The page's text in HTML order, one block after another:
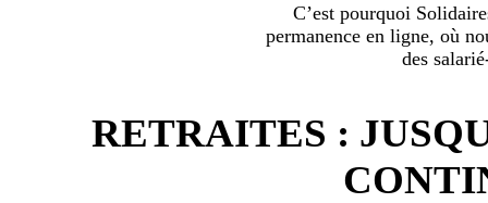
C’est pourquoi
permanence en ligne, où
des
RETRAITES :